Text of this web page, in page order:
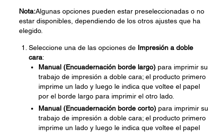
Nota:Algunas opciones pueden estar preseleccionadas o no
estar disponibles, dependiendo de los otros ajustes que ha
elegido.
Seleccione una de las opciones de Impresión a doble
cara:
Manual (Encuadernación borde largo) para imprimir su
trabajo de impresión a doble cara; el producto primero
imprime un lado y luego le indica que voltee el papel
por el borde largo para imprimir el otro lado.
Manual (Encuadernación borde corto) para imprimir su
trabajo de impresión a doble cara; el producto primero
imprime un lado y luego le indica que voltee el papel